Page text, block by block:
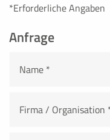
*Erforderliche Angaben
Anfrage
be_typo_user
TYPO3
Zweck:
Cookie Laufzeit:
Browsersitzung